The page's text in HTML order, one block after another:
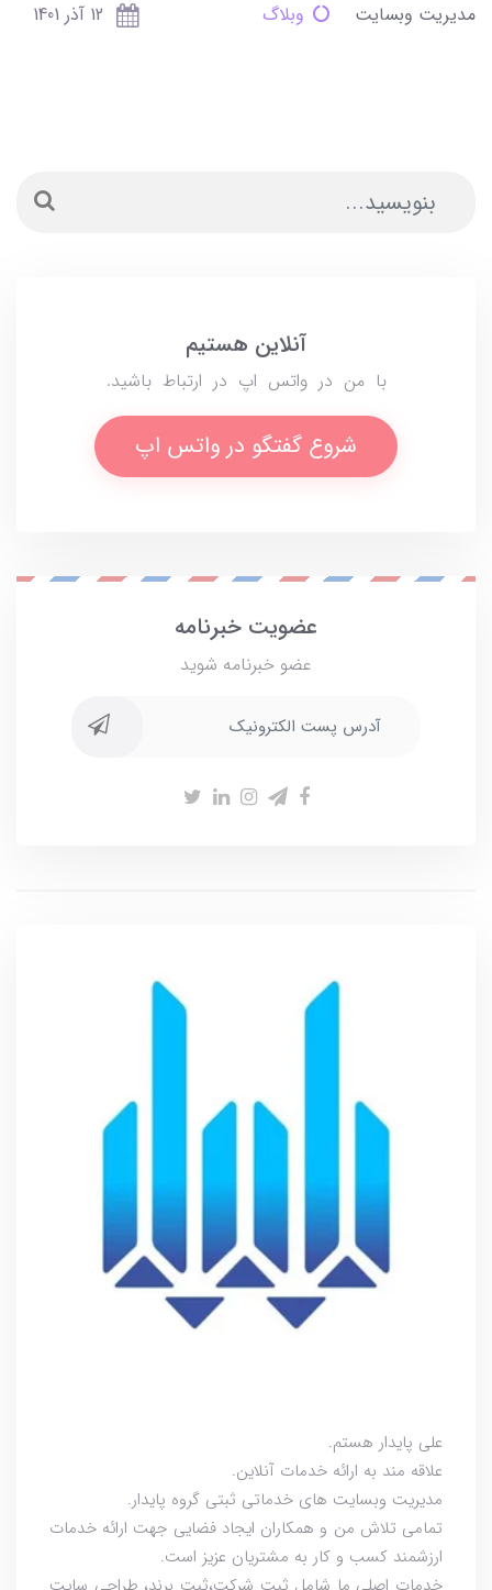
مدیریت وبسایت وبلاگ 12 آذر 1401
آنلاین هستیم
با من در واتس اپ در ارتباط باشید.
شروع گفتگو در واتس اپ
عضویت خبرنامه
عضو خبرنامه شوید
علی پایدار هستم.
علاقه مند به ارائه خدمات آنلاین.
مدیریت وبسایت های خدماتی ثبتی گروه پایدار.
تمامی تلاش من و همکاران ایجاد فضایی جهت ارائه خدمات
ارزشمند کسب و کار به مشتریان عزیز است.